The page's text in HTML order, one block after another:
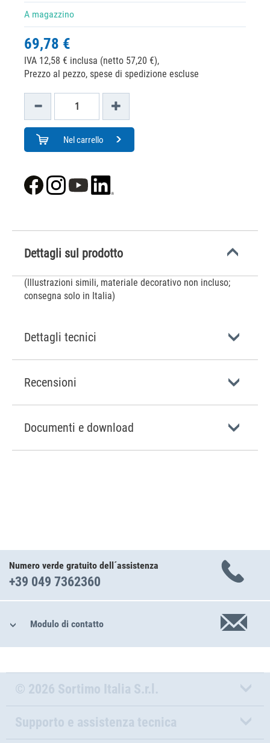
A magazzino
69,78 €
IVA 12,58 € inclusa (netto 57,20 €),
Prezzo al pezzo, spese di spedizione escluse
Nel carrello
Dettagli sul prodotto
(Illustrazioni simili, materiale decorativo non incluso;
consegna solo in Italia)
Dettagli tecnici
Recensioni
Documenti e download
Numero verde gratuito dell´assistenza
+39 049 7362360
Modulo di contatto
© 2026 Sortimo Italia S.r.l.
Supporto e assistenza tecnica